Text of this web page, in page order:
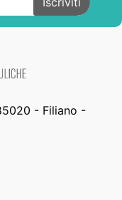
- Filiano -